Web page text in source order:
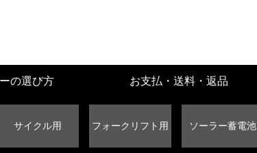
の選び方 お支払・送料・返品
サイクル用 フォークリフト用 ソーラー蓄電池